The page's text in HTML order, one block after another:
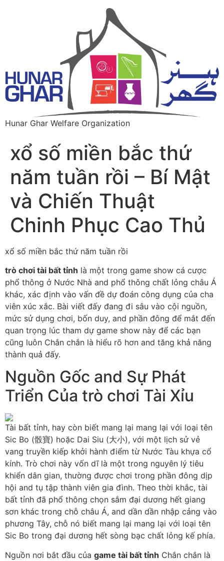
Hunar Ghar Welfare Organization
xổ số miền bắc thứ
năm tuần rồi – Bí Mật
và Chiến Thuật
Chinh Phục Cao Thủ
xổ số miền bắc thứ năm tuần rồi
trò chơi tài bất tỉnh là một trong game show cá cược
phổ thông ở Nước Nhà and phổ thông chất lỏng châu Á
khác, xác định vào vấn đề dự đoán công dụng của cha
viên xúc xắc. Bài viết đấy đang đi sâu vào cội nguồn,
mức sử dụng chơi, bốn duy, and phần đông để mắt đến
quan trọng lúc tham dự game show này để các bạn
cũng luôn Chắn chắn là hiểu rõ hơn and tăng khả năng
thành quả đấy.
Nguồn Gốc and Sự Phát
Triển Của trò chơi Tài Xỉu
Tài bất tỉnh, hay còn biết mang lại mang lại với loại tên
Sic Bo (骰寶) hoặc Dai Siu (大小), với một lịch sử vẻ
vang truyền kiếp khởi hành điểm từ Nước Tàu khựa cổ
kính. Trò chơi này vốn dĩ là một trong nguyên lý tiêu
khiển dân gian, thường được chơi trong phần đông dịp
hội and tụ tập thành viên gia đình. Theo thời khắc, tài
bất tỉnh đã phổ thông chọn sắm đại dương hết giang
sơn khác trong chỗ châu Á, and dần dần nhập cảng vào
phương Tây, chỗ nó biết mang lại mang lại với loại tên
Sic Bo trong đại dương hết sòng bạc chất lỏng kế phía.
Nguồn nơi bắt đầu của game tài bất tỉnh Chắn chắn là